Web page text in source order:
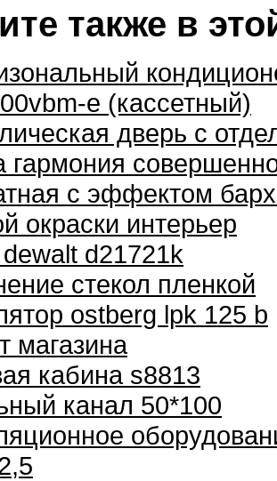
также в
e (кассетный)
дверь с
гармония
с эффектом
окраски интерьер
d21721k
стекол пленкой
ostberg lpk 125 b
магазина
кабина s8813
канал 50*100